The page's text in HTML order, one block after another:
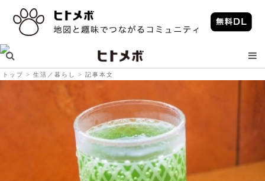
トップ 生活／暮らし 記事本文